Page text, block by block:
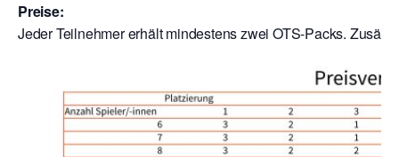
Preise:
Jeder Teilnehmer erhält mindestens zwei OTS-Packs.